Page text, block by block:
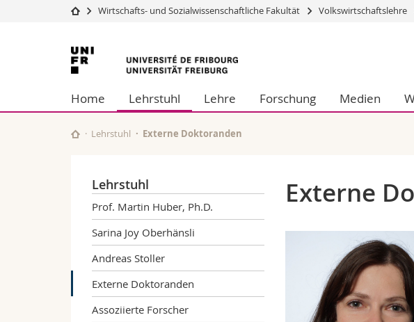
Universität
Studium
Forschung
Universität
Weiterbildung
Wirtschafts- und
Philosophische Fak.
Fak. für Erziehungs- und
Wirtschafts- und Sozialwissenschaftliche Fakultät Volkswirtschaftslehre
Universität
Freiburg
Home Lehrstuhl Lehre Forschung Medien
Lehrstuhl Externe Doktoranden
Lehrstuhl
Prof. Martin Huber, Ph.D.
Sarina Joy Oberhänsli
Andreas Stoller
Externe Doktoranden
Assoziierte Forscher
Externe